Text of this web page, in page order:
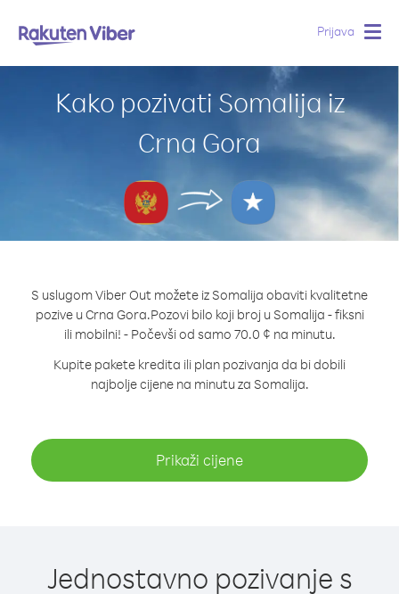
Prijava
Kako pozivati Somalija iz
Crna Gora
S uslugom Viber Out možete iz Somalija obaviti kvalitetne
pozive u Crna Gora.Pozovi bilo koji broj u Somalija - fiksni
ili mobilni! - Počevši od samo 70.0 ¢ na minutu.
Kupite pakete kredita ili plan pozivanja da bi dobili
najbolje cijene na minutu za Somalija.
Prikaži cijene
Jednostavno pozivanje s